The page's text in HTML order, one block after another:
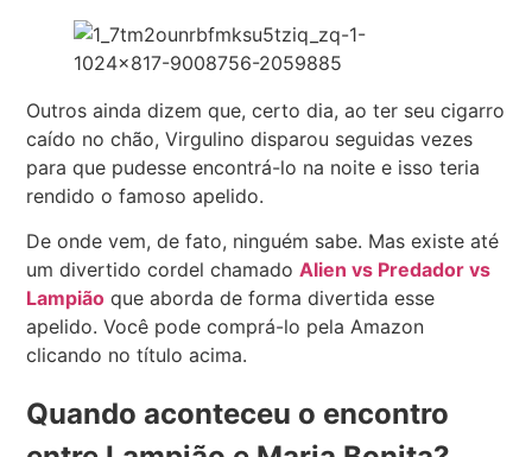
Outros ainda dizem que, certo dia, ao ter seu cigarro
caído no chão, Virgulino disparou seguidas vezes
para que pudesse encontrá-lo na noite e isso teria
rendido o famoso apelido.
De onde vem, de fato, ninguém sabe. Mas existe até
um divertido cordel chamadoAlien vs Predador vs
Lampião que aborda de forma divertida esse
apelido. Você pode comprá-lo pela Amazon
clicando no título acima.
Quando aconteceu o encontro